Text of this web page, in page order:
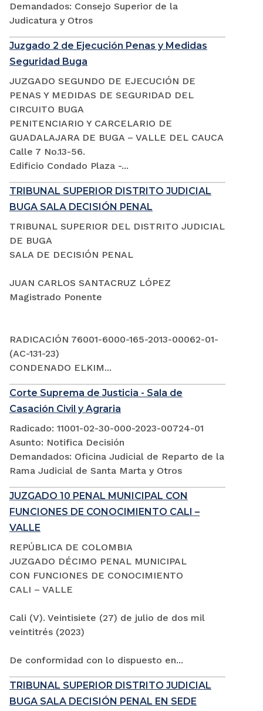
Demandados: Consejo Superior de la
Judicatura y Otros
Juzgado 2 de Ejecución Penas y Medidas
Seguridad Buga
JUZGADO SEGUNDO DE EJECUCIÓN DE
PENAS Y MEDIDAS DE SEGURIDAD DEL
CIRCUITO BUGA
PENITENCIARIO Y CARCELARIO DE
GUADALAJARA DE BUGA – VALLE DEL CAUCA
Calle 7 No.13-56.
Edificio Condado Plaza -...
TRIBUNAL SUPERIOR DISTRITO JUDICIAL
BUGA SALA DECISIÓN PENAL
TRIBUNAL SUPERIOR DEL DISTRITO JUDICIAL
DE BUGA
SALA DE DECISIÓN PENAL
JUAN CARLOS SANTACRUZ LÓPEZ
Magistrado Ponente
RADICACIÓN 76001-6000-165-2013-00062-01-
(AC-131-23)
CONDENADO ELKIM...
Corte Suprema de Justicia - Sala de
Casación Civil y Agraria
Radicado: 11001-02-30-000-2023-00724-01
Asunto: Notifica Decisión
Demandados: Oficina Judicial de Reparto de la
Rama Judicial de Santa Marta y Otros
JUZGADO 10 PENAL MUNICIPAL CON
FUNCIONES DE CONOCIMIENTO CALI –
VALLE
REPÚBLICA DE COLOMBIA
JUZGADO DÉCIMO PENAL MUNICIPAL
CON FUNCIONES DE CONOCIMIENTO
CALI – VALLE
Cali (V). Veintisiete (27) de julio de dos mil
veintitrés (2023)
De conformidad con lo dispuesto en...
TRIBUNAL SUPERIOR DISTRITO JUDICIAL
BUGA SALA DECISIÓN PENAL EN SEDE